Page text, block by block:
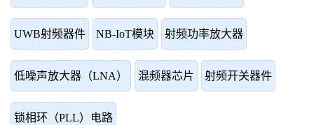
UWB射频器件 NB-IoT模块 射频功率放大器
低噪声放大器（LNA） 混频器芯片 射频开关器件
锁相环（PLL）电路